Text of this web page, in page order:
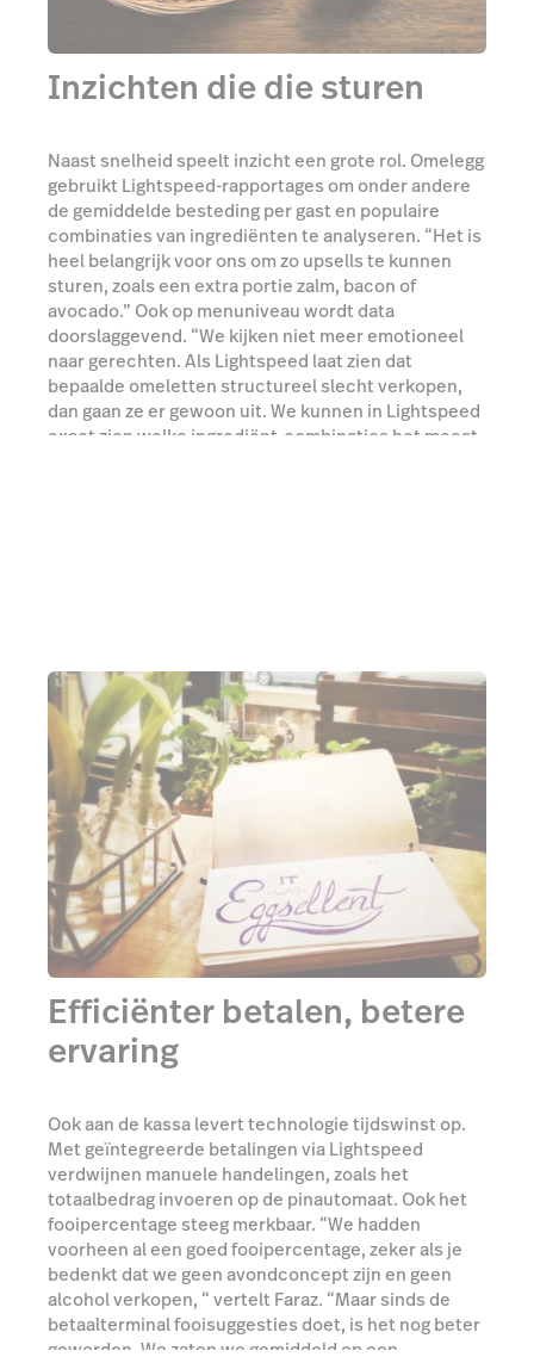
Inzichten die die sturen
Naast snelheid speelt inzicht een grote rol. Omelegg
gebruikt Lightspeed-rapportages om onder andere
de gemiddelde besteding per gast en populaire
combinaties van ingrediënten te analyseren. “Het is
heel belangrijk voor ons om zo upsells te kunnen
sturen, zoals een extra portie zalm, bacon of
avocado.” Ook op menuniveau wordt data
doorslaggevend. “We kijken niet meer emotioneel
naar gerechten. Als Lightspeed laat zien dat
bepaalde omeletten structureel slecht verkopen,
dan gaan ze er gewoon uit. We kunnen in Lightspeed
exact zien welke ingrediënt-combinaties het meest
Efficiënter betalen, betere
ervaring
Ook aan de kassa levert technologie tijdswinst op.
Met geïntegreerde betalingen via Lightspeed
verdwijnen manuele handelingen, zoals het
totaalbedrag invoeren op de pinautomaat. Ook het
fooipercentage steeg merkbaar. “We hadden
voorheen al een goed fooipercentage, zeker als je
bedenkt dat we geen avondconcept zijn en geen
alcohol verkopen, “ vertelt Faraz. “Maar sinds de
betaalterminal fooisuggesties doet, is het nog beter
geworden. We zaten we gemiddeld op een